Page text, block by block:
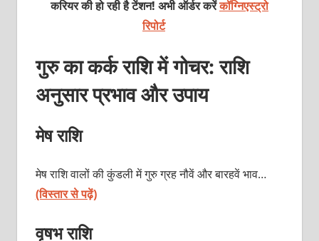
करियर की हो रही है टेंशन! अभी ऑर्डर करेंकॉग्निएस्ट्रो
रिपोर्ट
गुरु का कर्क राशि में गोचर: राशि
अनुसार प्रभाव और उपाय
मेष राशि
मेष राशि वालों की कुंडली में गुरु ग्रह नौवें और बारहवें भाव…
(विस्तार से पढ़ें)
वृषभ राशि